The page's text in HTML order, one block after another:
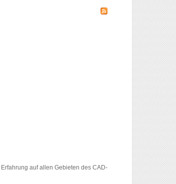
auf allen Gebieten des CAD-